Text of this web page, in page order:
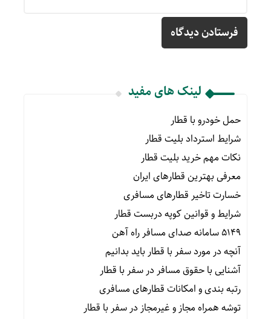
لینک های مفید
حمل خودرو با قطار
شرایط استرداد بلیت قطار
نکات مهم خرید بلیت قطار
معرفی بهترین قطارهای ایران
خسارت تاخیر قطارهای مسافری
شرایط و قوانین کوپه دربست قطار
۵۱۴۹ سامانه صدای مسافر راه آهن
آنچه در مورد سفر با قطار باید بدانیم
آشنایی با حقوق مسافر در سفر با قطار
رتبه بندی و امکانات قطارهای مسافری
توشه همراه مجاز و غیرمجاز در سفر با قطار